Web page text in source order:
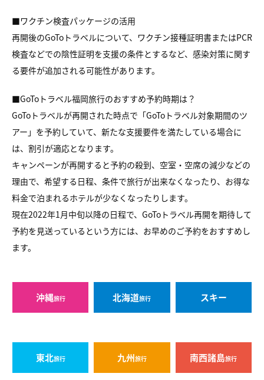
■ワクチン検査パッケージの活用
再開後のGoToトラベルについて、ワクチン接種証明書またはPCR
検査などでの陰性証明を支援の条件とするなど、感染対策に関す
る要件が追加される可能性があります。
■GoToトラベル福岡旅行のおすすめ予約時期は？
GoToトラベルが再開された時点で「GoToトラベル対象期間のツ
アー」を予約していて、新たな支援要件を満たしている場合に
は、割引が適応となります。
キャンペーンが再開すると予約の殺到、空室・空席の減少などの
理由で、希望する日程、条件で旅行が出来なくなったり、お得な
料金で泊まれるホテルが少なくなったりします。
現在2022年1月中旬以降の日程で、GoToトラベル再開を期待して
予約を見送っているという方には、お早めのご予約をおすすめし
ます。
沖縄旅行 北海道旅行 スキー
東北旅行 九州旅行 南西諸島旅行